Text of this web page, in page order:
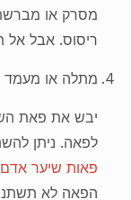
מסרק או
ריסוס. אבל אל
מתלה או מעמד
יבש את פאת
לפאה. ניתן
פאות שיער אדם
הפאה לא